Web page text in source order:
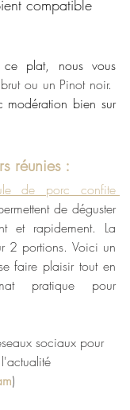
compatible
ce plat, nous vous
ou un Pinot noir.
modération bien sur
réunies :
de porc confite
de déguster
et rapidement. La
2 portions. Voici un
faire plaisir tout en
pratique pour
sociaux pour
)